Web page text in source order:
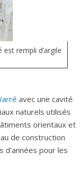
rempli d’argile
avec une cavité
naturels utilisés
orientaux et
de construction
d’années pour les